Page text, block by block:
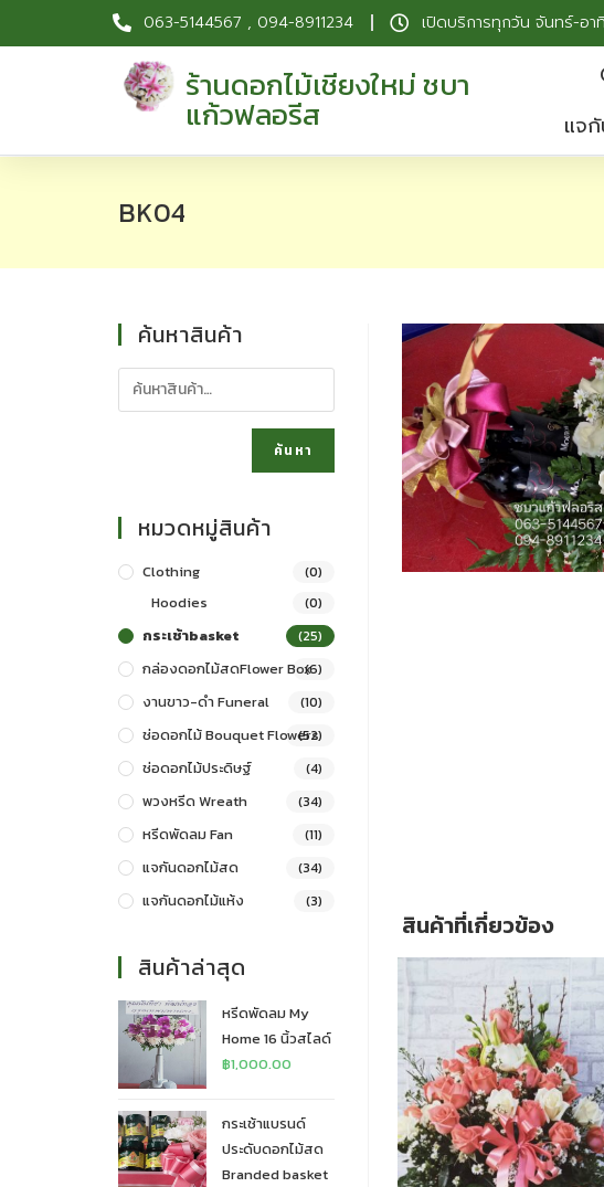
063-5144567 , 094-8911234 เปิดบริการทุกวัน จันทร์-อ
ร้านดอกไม้เชียงใหม่ ชบา
แก้วฟลอรีส
แจ
BK04
สินค้าที่เกี่ยวข้อง
ค้นหาสินค้า
ค้นหา
หมวดหมู่สินค้า
Clothing (0)
Hoodies (0)
กระเช้าbasket (25)
กล่องดอกไม้สดFlower Box(6)
งานขาว-ดำ Funeral (10)
ช่อดอกไม้ Bouquet Flowers
(52)
ช่อดอกไม้ประดิษฐ์ (4)
พวงหรีด Wreath (34)
หรีดพัดลม Fan (11)
แจกันดอกไม้สด (34)
แจกันดอกไม้แห้ง (3)
สินค้าล่าสุด
หรีดพัดลม My
Home 16 นิ้วสไลด์
฿1,000.00
กระเช้าแบรนด์
ประดับดอกไม้สด
Branded basket